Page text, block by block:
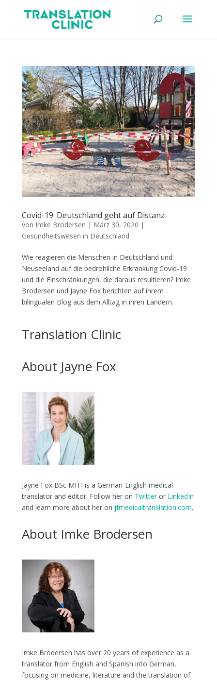
Covid-19: Deutschland geht auf Distanz
von Imke Brodersen | März 30, 2020 |
Gesundheitswesen in Deutschland
Wie reagieren die Menschen in Deutschland und
Neuseeland auf die bedrohliche Erkrankung Covid-19
und die Einschränkungen, die daraus resultieren? Imke
Brodersen und Jayne Fox berichten auf ihrem
bilingualen Blog aus dem Alltag in ihren Ländern.
Translation Clinic
About Jayne Fox
Jayne Fox BSc MITI is a German-English medical
translator and editor. Follow her on Twitteror LinkedIn
and learn more about her on jfmedicaltranslation.com.
About Imke Brodersen
Imke Brodersen has over 20 years of experience as a
translator from English and Spanish into German,
focusing on medicine, literature and the translation of